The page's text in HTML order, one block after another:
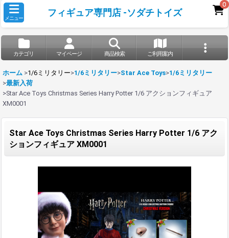
メニュー
フィギュア専門店 -ソダチトイズ
0
カテゴリ マイページ 商品検索 ご利用案内
ホーム >1/6ミリタリー>1/6ミリタリー>Star Ace Toys>1/6ミリタリー
>最新入荷
>Star Ace Toys Christmas Series Harry Potter 1/6 アクションフィギュア
XM0001
Star Ace Toys Christmas Series Harry Potter 1/6 アク
ションフィギュア XM0001